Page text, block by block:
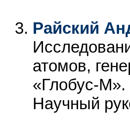
Райский
атомов,
«Глобус-М».
Научный